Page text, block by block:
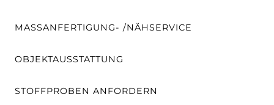
MASSANFERTIGUNG- /NÄHSERVICE
OBJEKTAUSSTATTUNG
STOFFPROBEN ANFORDERN